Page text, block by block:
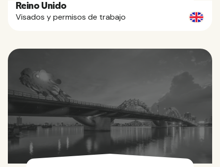
Reino Unido
Visados y permisos de trabajo